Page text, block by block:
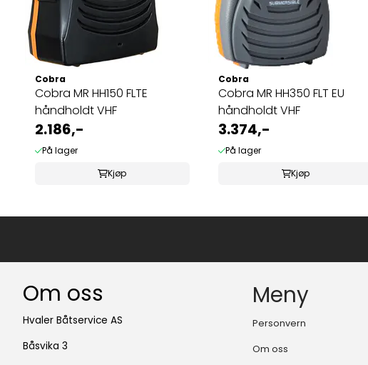
Cobra
Cobra MR HH150 FLTE
håndholdt VHF
2.186,-
På lager
Kjøp
Cobra
Cobra MR HH350 FLT EU
håndholdt VHF
3.374,-
På lager
Kjøp
Om oss
Hvaler Båtservice AS
Båsvika 3
Meny
Personvern
Om oss